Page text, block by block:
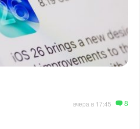
вчера в 17:45 8